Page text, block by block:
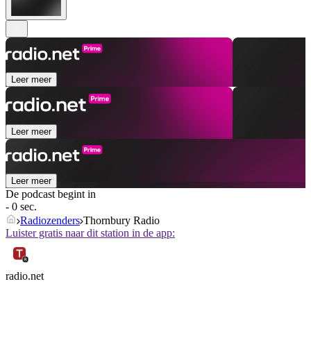
Leer meer
Leer meer
Leer meer
De podcast begint in
- 0 sec.
Radiozenders Thornbury Radio
Luister gratis naar dit station in de app:
radio.net